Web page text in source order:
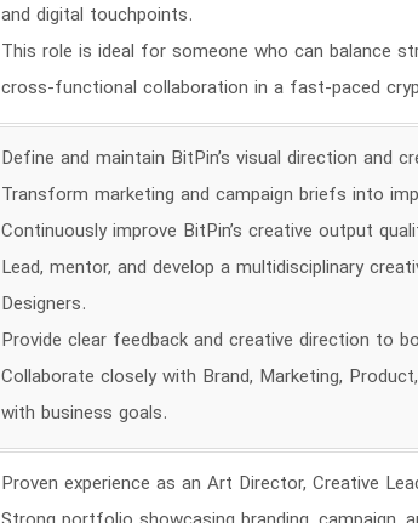
and digital touchpoints.
This role is ideal for someone who can balance
cross-functional collaboration in a fast-paced
Define and maintain BitPin’s visual direction and
Transform marketing and campaign briefs into
Continuously improve BitPin’s creative output
Lead, mentor, and develop a multidisciplinary
Designers.
Provide clear feedback and creative direction to
Collaborate closely with Brand, Marketing,
with business goals.
Proven experience as an Art Director, Creative